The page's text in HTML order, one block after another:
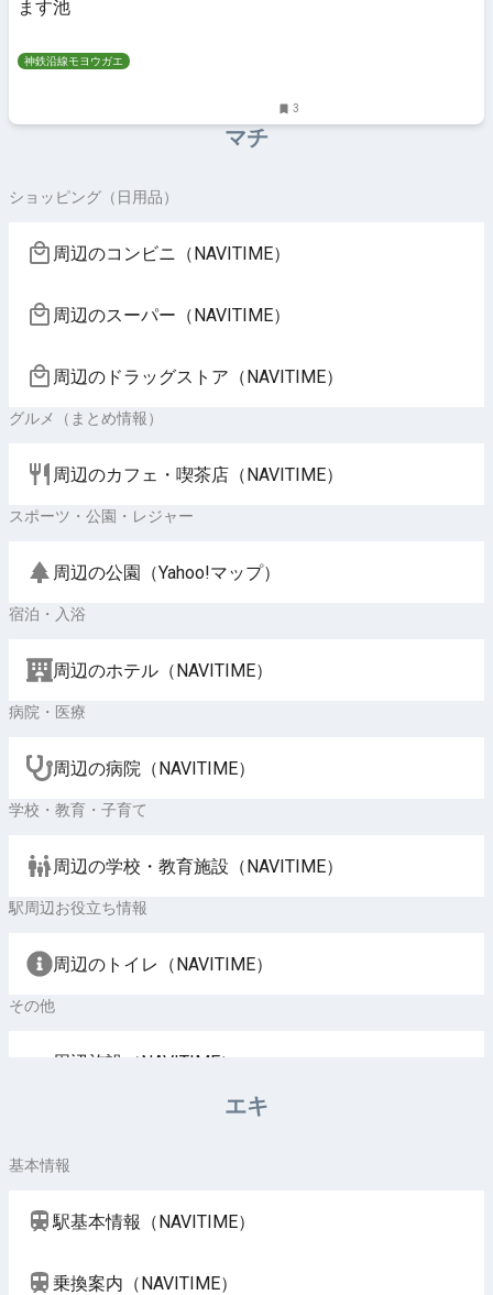
ます池
神鉄沿線モヨウガエ
3
マチ
ショッピング（日用品）
周辺のコンビニ（NAVITIME）
周辺のスーパー（NAVITIME）
周辺のドラッグストア（NAVITIME）
グルメ（まとめ情報）
周辺のカフェ・喫茶店（NAVITIME）
スポーツ・公園・レジャー
周辺の公園（Yahoo!マップ）
宿泊・入浴
周辺のホテル（NAVITIME）
病院・医療
周辺の病院（NAVITIME）
学校・教育・子育て
周辺の学校・教育施設（NAVITIME）
駅周辺お役立ち情報
周辺のトイレ（NAVITIME）
その他
周辺施設（NAVITIME）
エキ
基本情報
駅基本情報（NAVITIME）
乗換案内（NAVITIME）